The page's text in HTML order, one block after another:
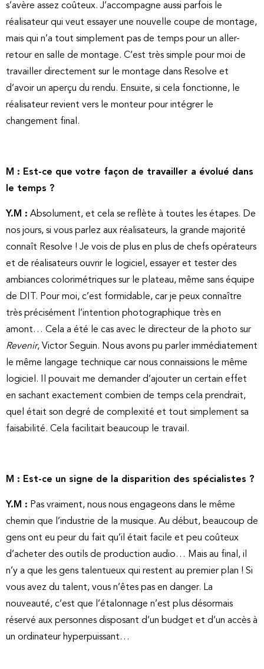
s’avère assez coûteux. J’accompagne aussi parfois le
réalisateur qui veut essayer une nouvelle coupe de montage,
mais qui n’a tout simplement pas de temps pour un aller-
retour en salle de montage. C’est très simple pour moi de
travailler directement sur le montage dans Resolve et
d’avoir un aperçu du rendu. Ensuite, si cela fonctionne, le
réalisateur revient vers le monteur pour intégrer le
changement final.
M : Est-ce que votre façon de travailler a évolué dans
le temps ?
Y.M : Absolument, et cela se reflète à toutes les étapes. De
nos jours, si vous parlez aux réalisateurs, la grande majorité
connaît Resolve ! Je vois de plus en plus de chefs opérateurs
et de réalisateurs ouvrir le logiciel, essayer et tester des
ambiances colorimétriques sur le plateau, même sans équipe
de DIT. Pour moi, c’est formidable, car je peux connaître
très précisément l’intention photographique très en
amont… Cela a été le cas avec le directeur de la photo sur
Revenir, Victor Seguin. Nous avons pu parler immédiatement
le même langage technique car nous connaissions le même
logiciel. Il pouvait me demander d’ajouter un certain effet
en sachant exactement combien de temps cela prendrait,
quel était son degré de complexité et tout simplement sa
faisabilité. Cela facilitait beaucoup le travail.
M : Est-ce un signe de la disparition des spécialistes ?
Y.M : Pas vraiment, nous nous engageons dans le même
chemin que l’industrie de la musique. Au début, beaucoup de
gens ont eu peur du fait qu’il était facile et peu coûteux
d’acheter des outils de production audio… Mais au final, il
n’y a que les gens talentueux qui restent au premier plan ! Si
vous avez du talent, vous n’êtes pas en danger. La
nouveauté, c’est que l’étalonnage n’est plus désormais
réservé aux personnes disposant d’un budget et d’un accès à
un ordinateur hyperpuissant…